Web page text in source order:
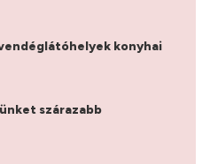
konyhai
szárazabb